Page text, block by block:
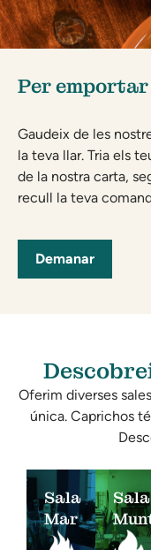
Per emportar
Gaudeix de les
la teva llar. Tria els
de la nostra carta,
recull la teva
Demanar
Oferim diverses
única. Caprichos
Sala
Mar
Sala